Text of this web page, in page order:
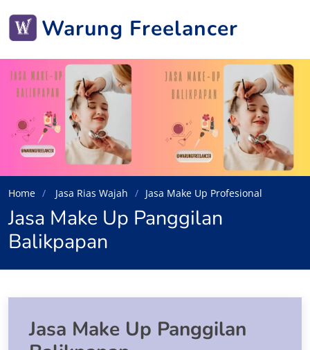
Warung Freelancer
Home Jasa Rias Wajah Jasa Make Up Profesional
Jasa Make Up Panggilan
Balikpapan
Jasa Make Up Panggilan